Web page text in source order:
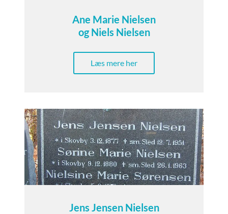
Ane Marie Nielsen
og Niels Nielsen
Læs mere her
Jens Jensen Nielsen